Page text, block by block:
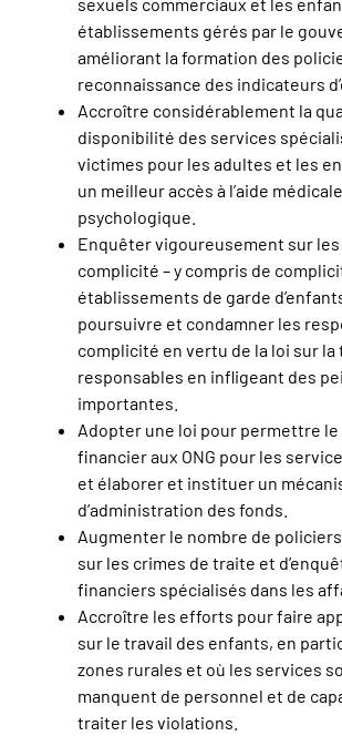
établissements gérés par le
améliorant la formation des
reconnaissance des indicateurs
Accroître considérablement la
disponibilité des services
victimes pour les adultes et les
un meilleur accès à l’aide
psychologique.
Enquêter vigoureusement sur
complicité – y compris de
établissements de garde
poursuivre et condamner les
complicité en vertu de la loi sur
responsables en infligeant des
importantes.
Adopter une loi pour permettre
financier aux ONG pour les
et élaborer et instituer un
d’administration des fonds.
Augmenter le nombre de
sur les crimes de traite et
financiers spécialisés dans les
Accroître les efforts pour faire
sur le travail des enfants, en
zones rurales et où les services
manquent de personnel et de
traiter les violations.